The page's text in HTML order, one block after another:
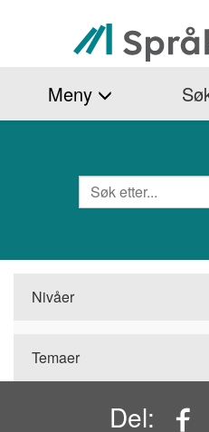
hovedinnhold
Meny
Søk
Nivåer
Temaer
Del: